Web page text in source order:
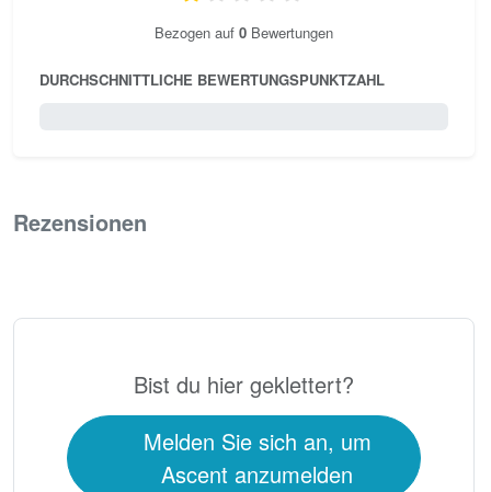
Bezogen auf 0 Bewertungen
DURCHSCHNITTLICHE BEWERTUNGSPUNKTZAHL
Rezensionen
Bist du hier geklettert?
Melden Sie sich an, um
Ascent anzumelden